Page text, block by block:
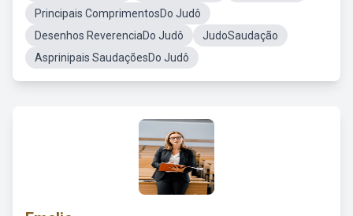
Principais ComprimentosDo Judô
Desenhos ReverenciaDo Judô
JudoSaudação
Asprinipais SaudaçõesDo Judô